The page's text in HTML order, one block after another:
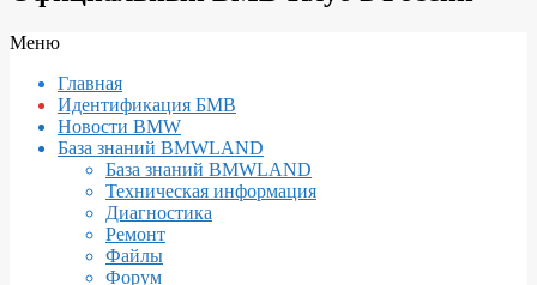
Вторичное
навигации
Меню
Главная
Идентификация БМВ
Новости BMW
База знаний BMWLAND
База знаний BMWLAND
Техническая информация
Диагностика
Ремонт
Файлы
Форум